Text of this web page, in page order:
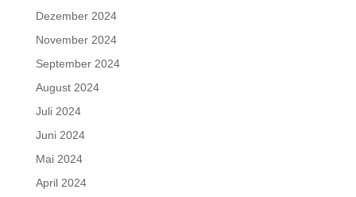
Dezember 2024
November 2024
September 2024
August 2024
Juli 2024
Juni 2024
Mai 2024
April 2024